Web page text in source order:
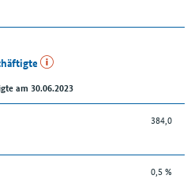
am 30.06.2023
384,0
0,5 %